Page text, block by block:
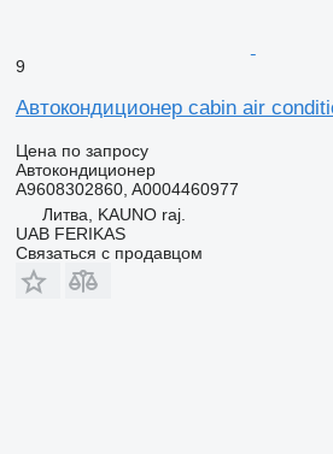
9
Автокондиционер cabin air
Цена по запросу
Автокондиционер
A9608302860, A0004460977
Литва, KAUNO raj.
UAB FERIKAS
Связаться с продавцом